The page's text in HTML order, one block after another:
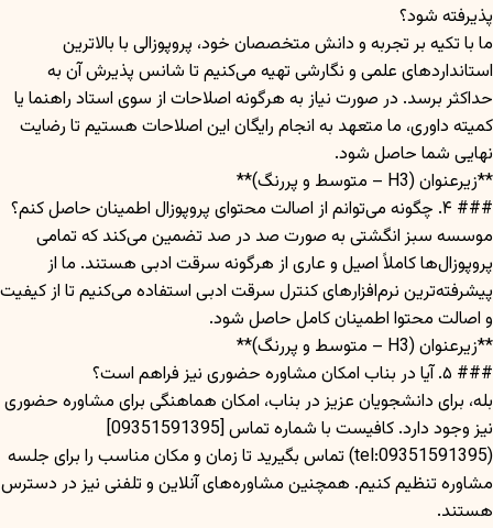
پذیرفته شود؟
ما با تکیه بر تجربه و دانش متخصصان خود، پروپوزالی با بالاترین
استانداردهای علمی و نگارشی تهیه می‌کنیم تا شانس پذیرش آن به
حداکثر برسد. در صورت نیاز به هرگونه اصلاحات از سوی استاد راهنما یا
کمیته داوری، ما متعهد به انجام رایگان این اصلاحات هستیم تا رضایت
نهایی شما حاصل شود.
**زیرعنوان (H3 – متوسط و پررنگ)**
### ۴. چگونه می‌توانم از اصالت محتوای پروپوزال اطمینان حاصل کنم؟
موسسه سبز انگشتی به صورت صد در صد تضمین می‌کند که تمامی
پروپوزال‌ها کاملاً اصیل و عاری از هرگونه سرقت ادبی هستند. ما از
پیشرفته‌ترین نرم‌افزارهای کنترل سرقت ادبی استفاده می‌کنیم تا از کیفیت
و اصالت محتوا اطمینان کامل حاصل شود.
**زیرعنوان (H3 – متوسط و پررنگ)**
### ۵. آیا در بناب امکان مشاوره حضوری نیز فراهم است؟
بله، برای دانشجویان عزیز در بناب، امکان هماهنگی برای مشاوره حضوری
نیز وجود دارد. کافیست با شماره تماس [09351591395]
(tel:09351591395) تماس بگیرید تا زمان و مکان مناسب را برای جلسه
مشاوره تنظیم کنیم. همچنین مشاوره‌های آنلاین و تلفنی نیز در دسترس
هستند.